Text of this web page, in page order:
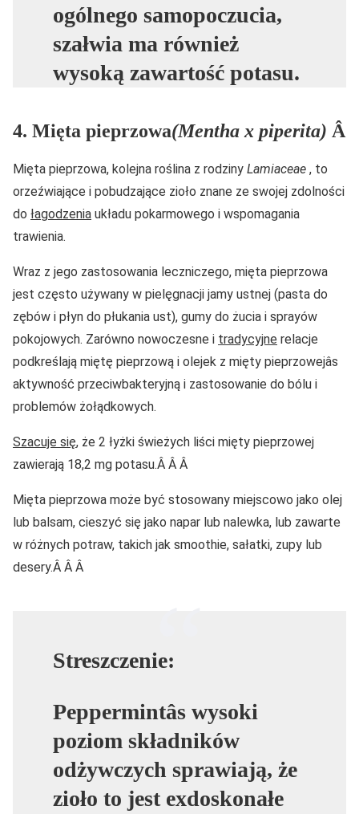
ogólnego samopoczucia,
szałwia ma również
wysoką zawartość potasu.
4. Mięta pieprzowa(Mentha x piperita) Â
Mięta pieprzowa, kolejna roślina z rodziny Lamiaceae , to
orzeźwiające i pobudzające zioło znane ze swojej zdolności
do łagodzenia układu pokarmowego i wspomagania
trawienia.
Wraz z jego zastosowania leczniczego, mięta pieprzowa
jest często używany w pielęgnacji jamy ustnej (pasta do
zębów i płyn do płukania ust), gumy do żucia i sprayów
pokojowych. Zarówno nowoczesne i tradycyjne relacje
podkreślają miętę pieprzową i olejek z mięty pieprzowejâs
aktywność przeciwbakteryjną i zastosowanie do bólu i
problemów żołądkowych.
Szacuje się, że 2 łyżki świeżych liści mięty pieprzowej
zawierają 18,2 mg potasu.Â Â Â
Mięta pieprzowa może być stosowany miejscowo jako olej
lub balsam, cieszyć się jako napar lub nalewka, lub zawarte
w różnych potraw, takich jak smoothie, sałatki, zupy lub
desery.Â Â Â
Streszczenie:
Peppermintâs wysoki
poziom składników
odżywczych sprawiają, że
zioło to jest exdoskonałe